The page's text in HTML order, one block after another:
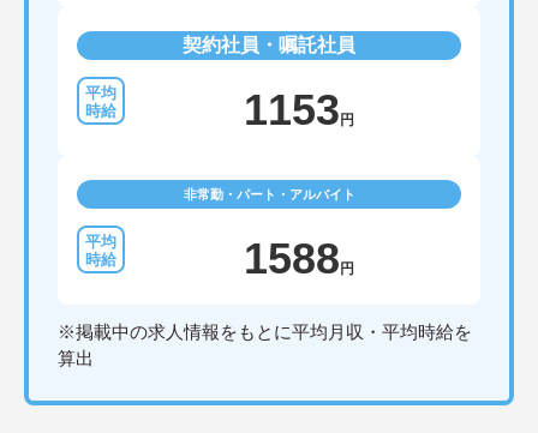
契約社員・嘱託社員
1153 円
非常勤・パート・アルバイト
1588 円
※掲載中の求人情報をもとに平均月収・平均時給を
算出